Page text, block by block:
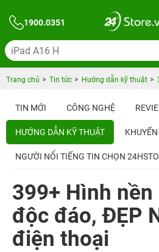
1900.0351
Trang chủ Tin tức Hướng dẫn kỹ thuật
TIN MỚI CÔNG NGHỆ
HƯỚNG DẪN KỸ THUẬT
NGƯỜI NỔI TIẾNG TIN CHỌN
399+ Hình
độc đáo, ĐẸP
điện thoại